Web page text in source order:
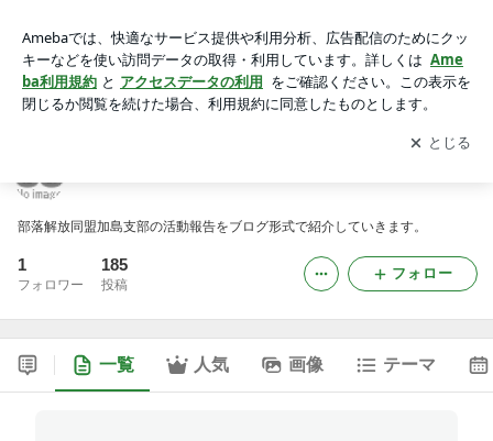
アプリをダウンロードして ブログの更新通知
を受け取りまし
ょう。
開く
部落解放同盟加島支部の活動報告をブログ形式で紹介していきます。
1
フォロワー
185
投稿
フォロー
一覧 人気 画像 テーマ